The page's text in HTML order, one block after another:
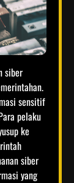
siber
sensitif
pelaku
ke
siber
yang